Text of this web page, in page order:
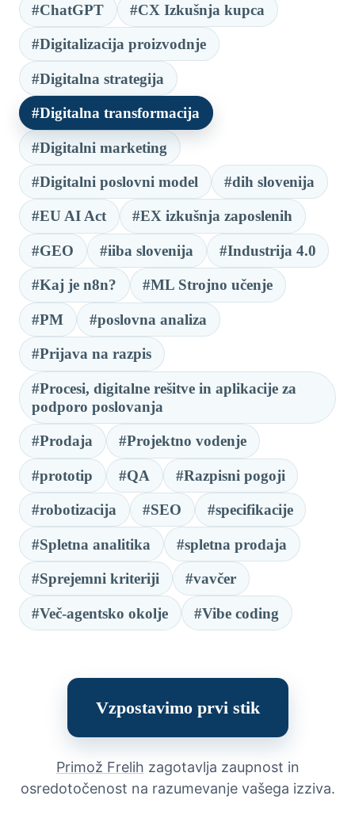
#ChatGPT #CX Izkušnja kupca
#Digitalizacija proizvodnje
#Digitalna strategija
#Digitalna transformacija
#Digitalni marketing
#Digitalni poslovni model #dih slovenija
#EU AI Act #EX izkušnja zaposlenih
#GEO #iiba slovenija #Industrija 4.0
#Kaj je n8n? #ML Strojno učenje
#PM #poslovna analiza
#Prijava na razpis
#Procesi, digitalne rešitve in aplikacije za
podporo poslovanja
#Prodaja #Projektno vodenje
#prototip #QA #Razpisni pogoji
#robotizacija #SEO #specifikacije
#Spletna analitika #spletna prodaja
#Sprejemni kriteriji #vavčer
#Več-agentsko okolje #Vibe coding
Vzpostavimo prvi stik
Primož Frelih zagotavlja zaupnost in
osredotočenost na razumevanje vašega izziva.